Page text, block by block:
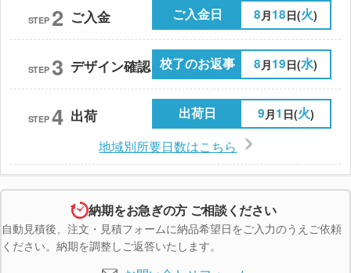
STEP 2 ご入金 ご入金日 8 月18日(火)
STEP 3 デザイン確認 校了のお返事 8 月19日(水)
STEP 4 出荷 出荷日 9 月1 日(火)
地域別所要日数はこちら
納期をお急ぎの方 ご相談ください
自動見積後、注文・見積フォームに納品希望日をご入力のうえご依頼
ください。納期を調整しご返答いたします。